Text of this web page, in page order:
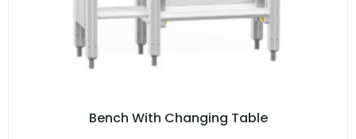
Bench With Changing Table